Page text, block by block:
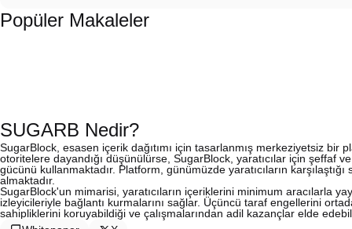
Popüler Makaleler
SUGARB Nedir?
SugarBlock, esasen içerik dağıtımı için tasarlanmış merkeziyetsiz bir
otoritelere dayandığı düşünülürse, SugarBlock, yaratıcılar için şeffaf
gücünü kullanmaktadır. Platform, günümüzde yaratıcıların
almaktadır.
SugarBlock'un mimarisi, yaratıcıların içeriklerini minimum aracılarla
izleyicileriyle bağlantı kurmalarını sağlar. Üçüncü taraf engellerini
sahipliklerini koruyabildiği ve çalışmalarından adil kazançlar elde